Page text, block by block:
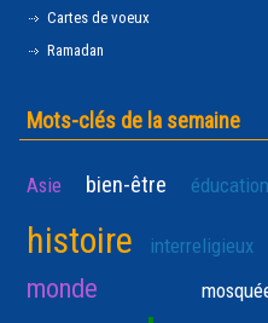
Cartes de voeux
Ramadan
Mots-clés de la semaine
Asie bien-être éducation
histoire interreligieux
monde